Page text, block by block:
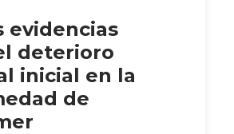
evidencias
deterioro
inicial en la
de